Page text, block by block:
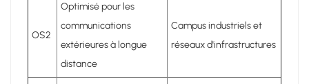
OS2
Optimisé pour les
communications
extérieures à longue
distance
Campus industriels et
réseaux d'infrastructures